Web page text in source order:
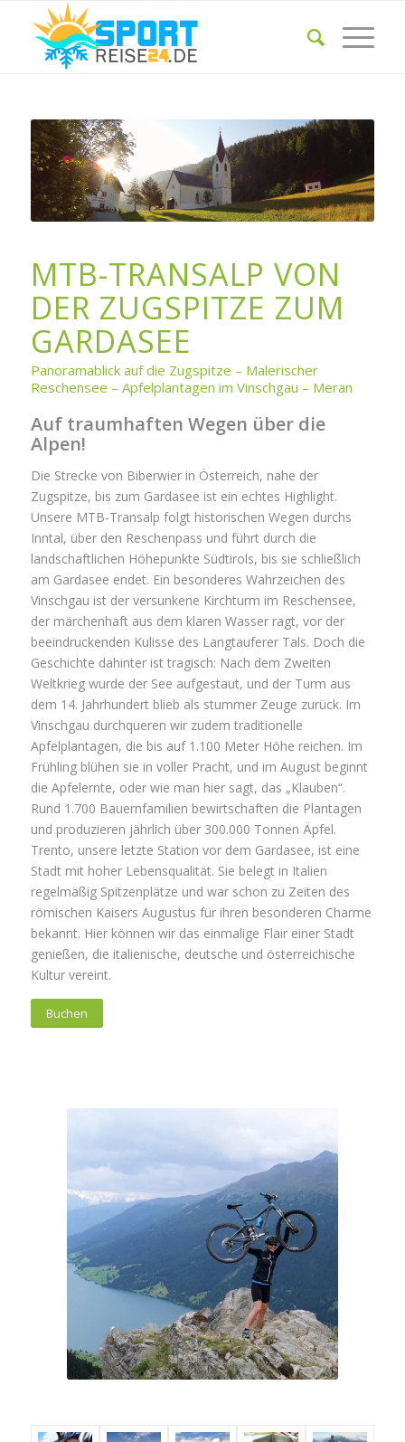
MTB-TRANSALP VON
DER ZUGSPITZE ZUM
GARDASEE
Panoramablick auf die Zugspitze – Malerischer
Reschensee – Apfelplantagen im Vinschgau – Meran
Auf traumhaften Wegen über die
Alpen!
Die Strecke von Biberwier in Österreich, nahe der
Zugspitze, bis zum Gardasee ist ein echtes Highlight.
Unsere MTB-Transalp folgt historischen Wegen durchs
Inntal, über den Reschenpass und führt durch die
landschaftlichen Höhepunkte Südtirols, bis sie schließlich
am Gardasee endet. Ein besonderes Wahrzeichen des
Vinschgau ist der versunkene Kirchturm im Reschensee,
der märchenhaft aus dem klaren Wasser ragt, vor der
beeindruckenden Kulisse des Langtauferer Tals. Doch die
Geschichte dahinter ist tragisch: Nach dem Zweiten
Weltkrieg wurde der See aufgestaut, und der Turm aus
dem 14. Jahrhundert blieb als stummer Zeuge zurück. Im
Vinschgau durchqueren wir zudem traditionelle
Apfelplantagen, die bis auf 1.100 Meter Höhe reichen. Im
Frühling blühen sie in voller Pracht, und im August beginnt
die Apfelernte, oder wie man hier sagt, das „Klauben“.
Rund 1.700 Bauernfamilien bewirtschaften die Plantagen
und produzieren jährlich über 300.000 Tonnen Äpfel.
Trento, unsere letzte Station vor dem Gardasee, ist eine
Stadt mit hoher Lebensqualität. Sie belegt in Italien
regelmäßig Spitzenplätze und war schon zu Zeiten des
römischen Kaisers Augustus für ihren besonderen Charme
bekannt. Hier können wir das einmalige Flair einer Stadt
genießen, die italienische, deutsche und österreichische
Kultur vereint.
Buchen